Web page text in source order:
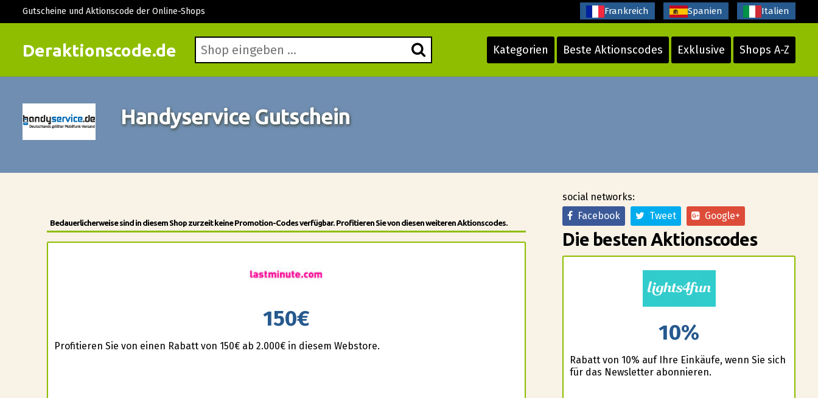
Deraktionscode.de Kategorien Beste Aktionscodes Exklusive Shops A-Z
Gutscheine und Aktionscode der Online-Shops Frankreich Spanien Italien
Handyservice Gutschein
Bedauerlicherweise sind in diesem Shop zurzeit keine Promotion-Codes verfügbar. Profitieren Sie von diesen weiteren Aktionscodes.
150€
Profitieren Sie von einen Rabatt von 150€ ab 2.000€ in diesem Webstore.
social networks:
Facebook
Tweet Google+
Die besten Aktionscodes
10%
Rabatt von 10% auf Ihre Einkäufe, wenn Sie sich
für das Newsletter abonnieren.